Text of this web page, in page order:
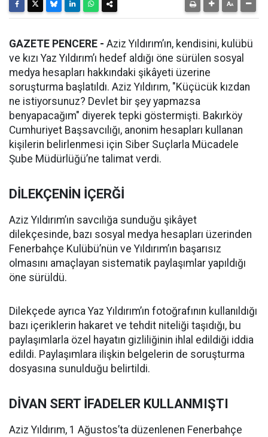
GAZETE PENCERE - Aziz Yıldırım’ın, kendisini, kulübü
ve kızı Yaz Yıldırım’ı hedef aldığı öne sürülen sosyal
medya hesapları hakkındaki şikâyeti üzerine
soruşturma başlatıldı. Aziz Yıldırım, "Küçücük kızdan
ne istiyorsunuz? Devlet bir şey yapmazsa
benyapacağım" diyerek tepki göstermişti. Bakırköy
Cumhuriyet Başsavcılığı, anonim hesapları kullanan
kişilerin belirlenmesi için Siber Suçlarla Mücadele
Şube Müdürlüğü’ne talimat verdi.
DİLEKÇENİN İÇERĞİ
Aziz Yıldırım’ın savcılığa sunduğu şikâyet
dilekçesinde, bazı sosyal medya hesapları üzerinden
Fenerbahçe Kulübü’nün ve Yıldırım’ın başarısız
olmasını amaçlayan sistematik paylaşımlar yapıldığı
öne sürüldü.
Dilekçede ayrıca Yaz Yıldırım’ın fotoğrafının kullanıldığı
bazı içeriklerin hakaret ve tehdit niteliği taşıdığı, bu
paylaşımlarla özel hayatın gizliliğinin ihlal edildiği iddia
edildi. Paylaşımlara ilişkin belgelerin de soruşturma
dosyasına sunulduğu belirtildi.
DİVAN SERT İFADELER KULLANMIŞTI
Aziz Yıldırım, 1 Ağustos’ta düzenlenen Fenerbahçe